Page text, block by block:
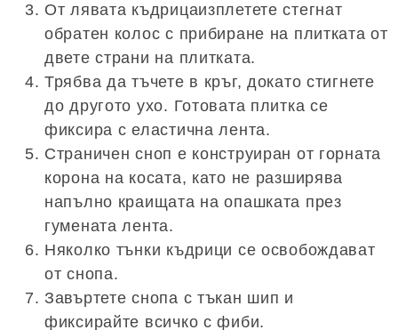
От лявата къдрицаизплетете стегнат
обратен колос с прибиране на плитката от
двете страни на плитката.
Трябва да тъчете в кръг, докато стигнете
до другото ухо. Готовата плитка се
фиксира с еластична лента.
Страничен сноп е конструиран от горната
корона на косата, като не разширява
напълно краищата на опашката през
гумената лента.
Няколко тънки къдрици се освобождават
от снопа.
Завъртете снопа с тъкан шип и
фиксирайте всичко с фиби.